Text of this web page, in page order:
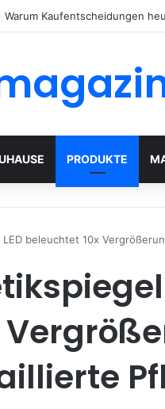
Gartenhäuser mit modernem
PRODUKTE
LED beleuchtet 10x